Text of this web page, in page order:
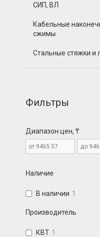
СИП, ВЛ
Кабельные
сжимы
Стальные стяжки и
Фильтры
Диапазон цен, ₸
Наличие
В наличии 1
Производитель
КВТ 1